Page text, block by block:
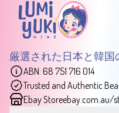
厳選された日本と韓国
ABN: 68 751 716 014
Trusted and Authentic
Ebay Storeebay.com.au/